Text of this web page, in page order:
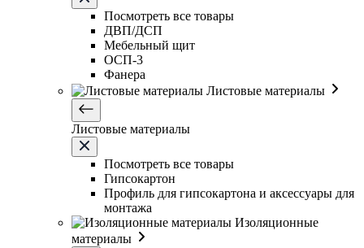
Посмотреть все товары
ДВП/ДСП
Мебельный щит
ОСП-3
Фанера
Листовые материалы
Листовые материалы
Посмотреть все товары
Гипсокартон
Профиль для гипсокартона и аксессуары для
монтажа
Изоляционные
материалы